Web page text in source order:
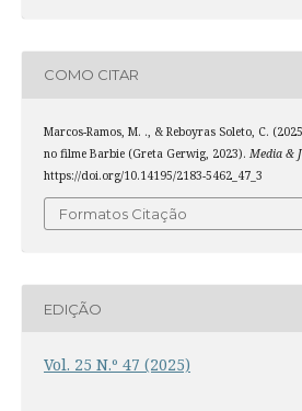
COMO CITAR
Marcos-Ramos, M. ., & Reboyras Soleto, C.
no filme Barbie (Greta Gerwig, 2023). Media &
https://doi.org/10.14195/2183-5462_47_3
Formatos Citação
EDIÇÃO
Vol. 25 N.º 47 (2025)